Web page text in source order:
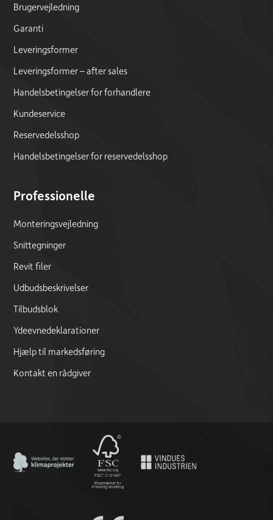
Brugervejledning
Garanti
Leveringsformer
Leveringsformer – after sales
Handelsbetingelser for forhandlere
Kundeservice
Reservedelsshop
Handelsbetingelser for reservedelsshop
Professionelle
Monteringsvejledning
Snittegninger
Revit filer
Udbudsbeskrivelser
Tilbudsblok
Ydeevnedeklarationer
Hjælp til markedsføring
Kontakt en rådgiver
CO2 Neutral certificate